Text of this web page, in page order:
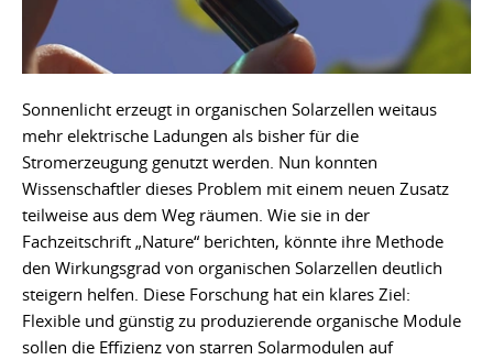
Sonnenlicht erzeugt in organischen Solarzellen weitaus
mehr elektrische Ladungen als bisher für die
Stromerzeugung genutzt werden. Nun konnten
Wissenschaftler dieses Problem mit einem neuen Zusatz
teilweise aus dem Weg räumen. Wie sie in der
Fachzeitschrift „Nature“ berichten, könnte ihre Methode
den Wirkungsgrad von organischen Solarzellen deutlich
steigern helfen. Diese Forschung hat ein klares Ziel:
Flexible und günstig zu produzierende organische Module
sollen die Effizienz von starren Solarmodulen auf